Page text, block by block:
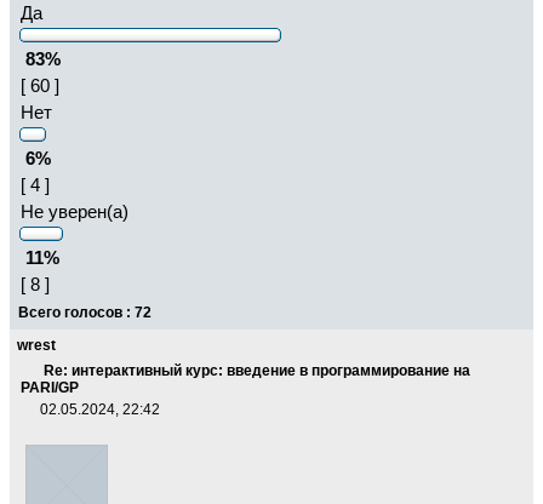
Да
83%
[ 60 ]
Нет
6%
[ 4 ]
Не уверен(а)
11%
[ 8 ]
Всего голосов : 72
wrest
Re: интерактивный курс: введение в программирование на
PARI/GP
02.05.2024, 22:42